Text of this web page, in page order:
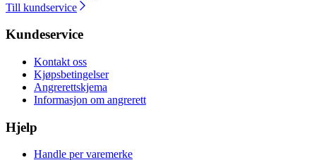
Till kundservice
Kundeservice
Kontakt oss
Kjøpsbetingelser
Angrerettskjema
Informasjon om angrerett
Hjelp
Handle per varemerke